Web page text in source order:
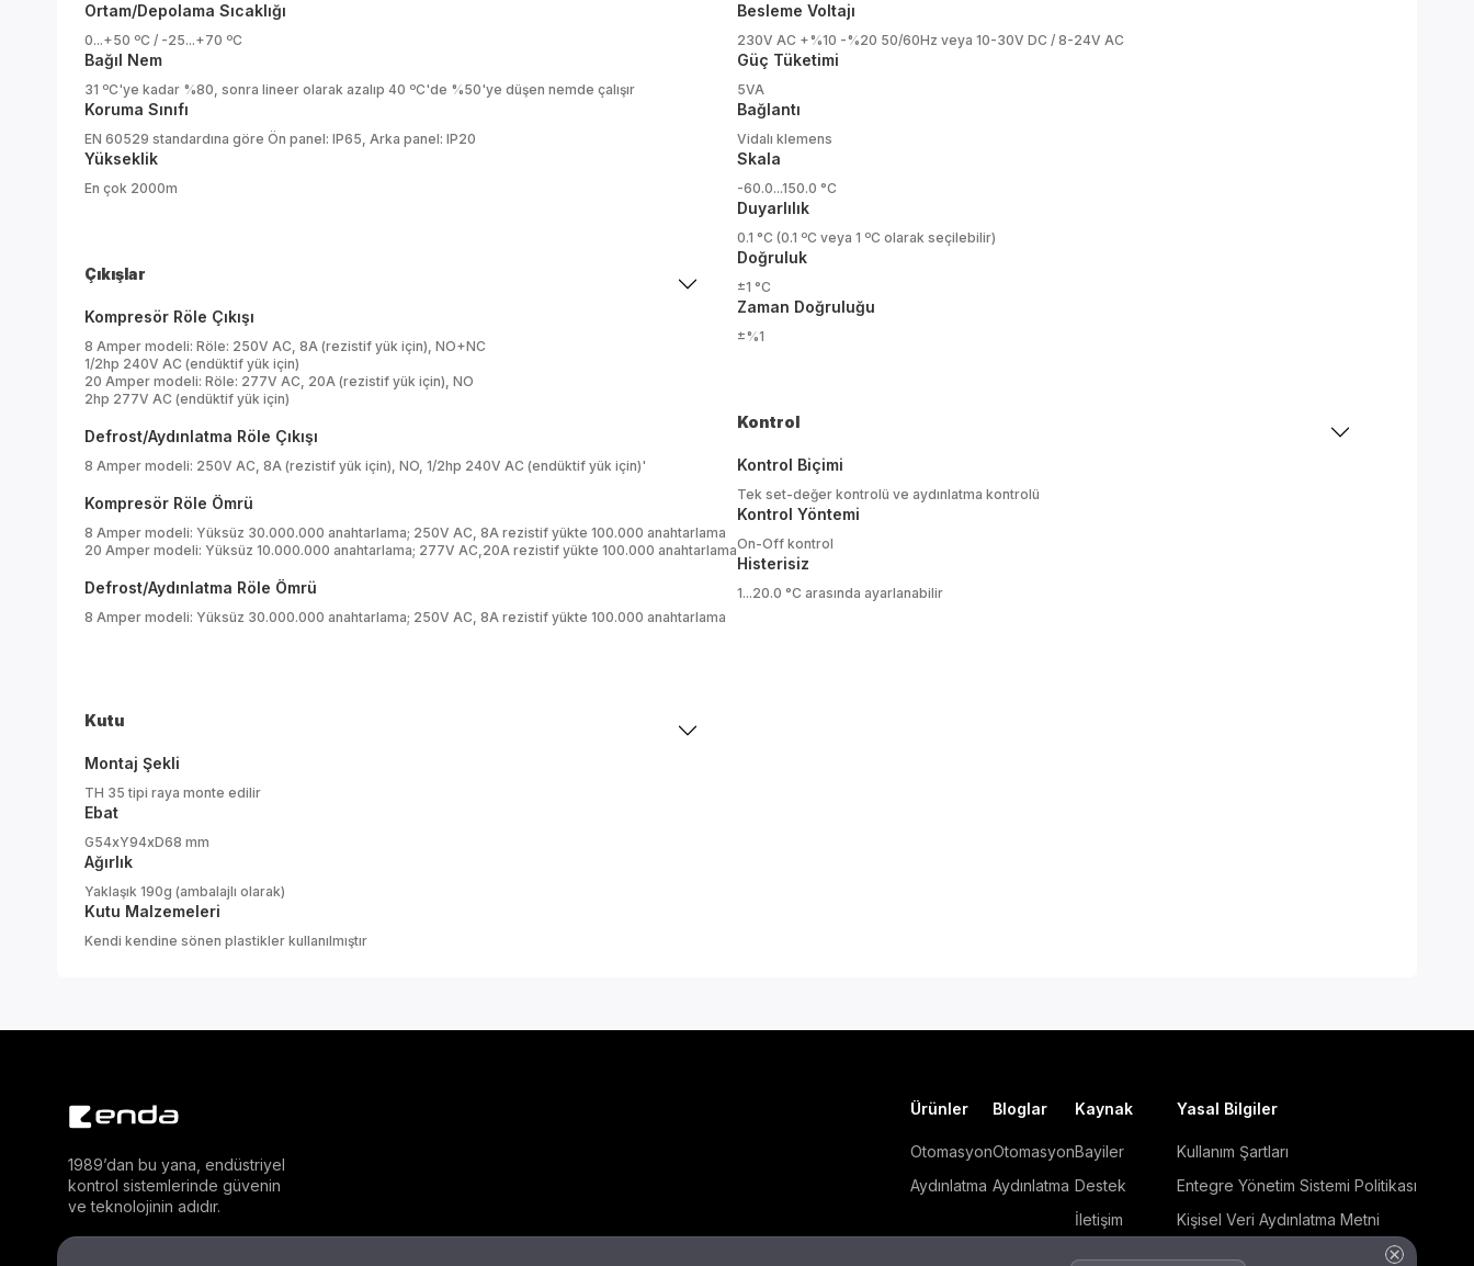
Ortam/Depolama Sıcaklığı
0...+50 ºC / -25...+70 ºC
Bağıl Nem
31 ºC'ye kadar %80, sonra lineer olarak azalıp 40 ºC'de %50'ye düşen nemde çalışır
Koruma Sınıfı
EN 60529 standardına göre Ön panel: IP65, Arka panel: IP20
Yükseklik
En çok 2000m
Çıkışlar
Kompresör Röle Çıkışı
8 Amper modeli: Röle: 250V AC, 8A (rezistif yük için), NO+NC
1/2hp 240V AC (endüktif yük için)
20 Amper modeli: Röle: 277V AC, 20A (rezistif yük için), NO
2hp 277V AC (endüktif yük için)
Defrost/Aydınlatma Röle Çıkışı
8 Amper modeli: 250V AC, 8A (rezistif yük için), NO, 1/2hp 240V AC (endüktif yük için)'
Kompresör Röle Ömrü
8 Amper modeli: Yüksüz 30.000.000 anahtarlama; 250V AC, 8A rezistif yükte 100.000 anahtarlama
20 Amper modeli: Yüksüz 10.000.000 anahtarlama; 277V AC,20A rezistif yükte 100.000 anahtarlama
Defrost/Aydınlatma Röle Ömrü
8 Amper modeli: Yüksüz 30.000.000 anahtarlama; 250V AC, 8A rezistif yükte 100.000 anahtarlama
Kutu
Montaj Şekli
TH 35 tipi raya monte edilir
Ebat
G54xY94xD68 mm
Ağırlık
Yaklaşık 190g (ambalajlı olarak)
Kutu Malzemeleri
Kendi kendine sönen plastikler kullanılmıştır
Besleme Voltajı
230V AC +%10 -%20 50/60Hz veya 10-30V DC / 8-24V AC
Güç Tüketimi
5VA
Bağlantı
Vidalı klemens
Skala
-60.0...150.0 °C
Duyarlılık
0.1 °C (0.1 ºC veya 1 ºC olarak seçilebilir)
Doğruluk
±1 °C
Zaman Doğruluğu
±%1
Kontrol
Kontrol Biçimi
Tek set-değer kontrolü ve aydınlatma kontrolü
Kontrol Yöntemi
On-Off kontrol
Histerisiz
1...20.0 °C arasında ayarlanabilir
1989’dan bu yana, endüstriyel
kontrol sistemlerinde güvenin
ve teknolojinin adıdır.
Ürünler
Otomasyon
Aydınlatma
Bloglar
Otomasyon
Aydınlatma
Kaynak
Bayiler
Destek
İletişim
Yasal Bilgiler
Kullanım Şartları
Entegre Yönetim Sistemi Politikası
Kişisel Veri Aydınlatma Metni